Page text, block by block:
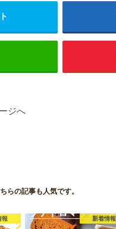
ジへ
らの記事も人気です。
報 新着情報